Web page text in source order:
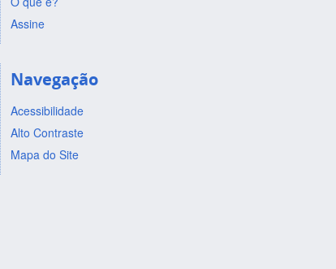
Assine
Navegação
Acessibilidade
Alto Contraste
Mapa do Site